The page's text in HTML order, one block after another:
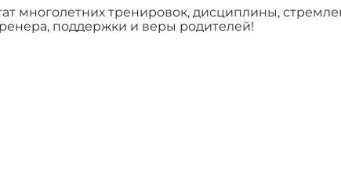
многолетних тренировок, дисциплины,
поддержки и веры родителей!